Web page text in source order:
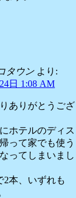
タウン より:
日 1:08 AM
ありがとうござ
ホテルのディス
って家でも使う
ってしまいまし
2本、いずれも